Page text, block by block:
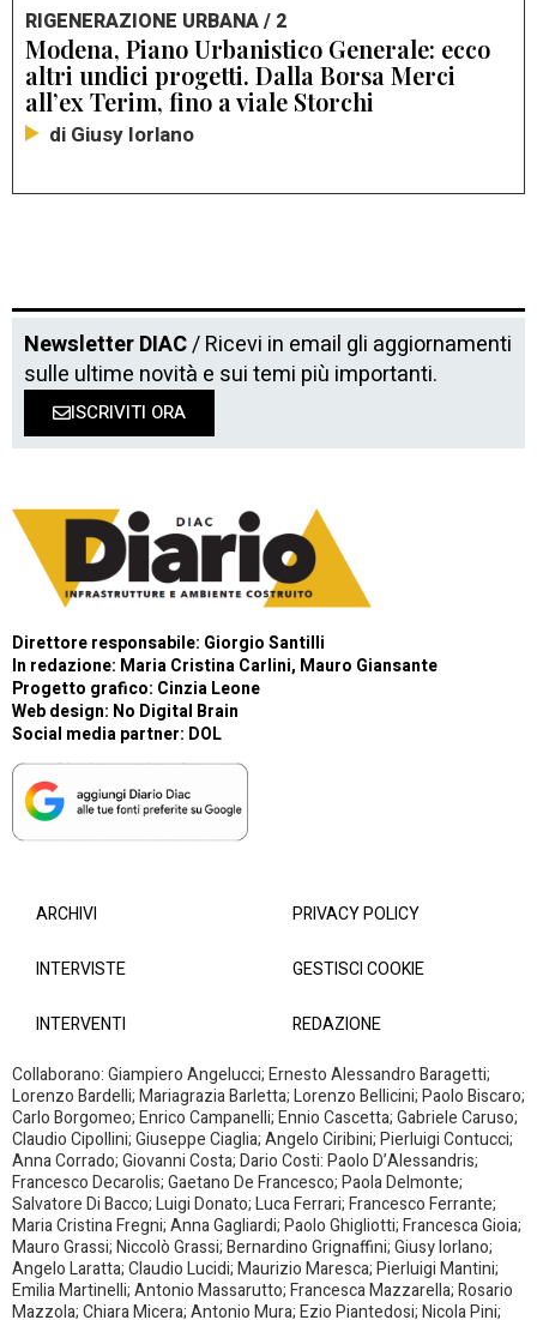
RIGENERAZIONE URBANA / 2
Modena, Piano Urbanistico Generale: ecco
altri undici progetti. Dalla Borsa Merci
all’ex Terim, fino a viale Storchi
di Giusy Iorlano
Newsletter DIAC/ Ricevi in email gli aggiornamenti
sulle ultime novità e sui temi più importanti.
ISCRIVITI ORA
Direttore responsabile: Giorgio Santilli
In redazione: Maria Cristina Carlini, Mauro Giansante
Progetto grafico: Cinzia Leone
Web design: No Digital Brain
Social media partner: DOL
ARCHIVI
INTERVISTE
INTERVENTI
PRIVACY POLICY
GESTISCI COOKIE
REDAZIONE
Collaborano: Giampiero Angelucci; Ernesto Alessandro Baragetti;
Lorenzo Bardelli; Mariagrazia Barletta; Lorenzo Bellicini; Paolo Biscaro;
Carlo Borgomeo; Enrico Campanelli; Ennio Cascetta; Gabriele Caruso;
Claudio Cipollini; Giuseppe Ciaglia; Angelo Ciribini; Pierluigi Contucci;
Anna Corrado; Giovanni Costa; Dario Costi: Paolo D’Alessandris;
Francesco Decarolis; Gaetano De Francesco; Paola Delmonte;
Salvatore Di Bacco; Luigi Donato; Luca Ferrari; Francesco Ferrante;
Maria Cristina Fregni; Anna Gagliardi; Paolo Ghigliotti; Francesca Gioia;
Mauro Grassi; Niccolò Grassi; Bernardino Grignaffini; Giusy Iorlano;
Angelo Laratta; Claudio Lucidi; Maurizio Maresca; Pierluigi Mantini;
Emilia Martinelli; Antonio Massarutto; Francesca Mazzarella; Rosario
Mazzola; Chiara Micera; Antonio Mura; Ezio Piantedosi; Nicola Pini;